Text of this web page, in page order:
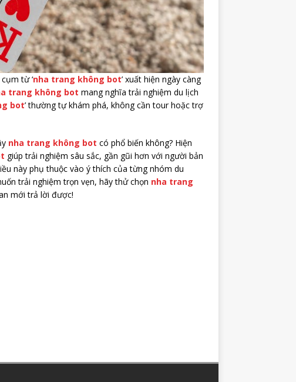
từ ‘nha trang không bot’ xuất hiện ngày càng
trang không bot mang nghĩa trải nghiệm du lịch
bot’ thường tự khám phá, không cần tour hoặc trợ
nha trang không bot có phổ biến không? Hiện
giúp trải nghiệm sâu sắc, gần gũi hơn với người bản
này phụ thuộc vào ý thích của từng nhóm du
trải nghiệm trọn vẹn, hãy thử chọn nha trang
mới trả lời được!